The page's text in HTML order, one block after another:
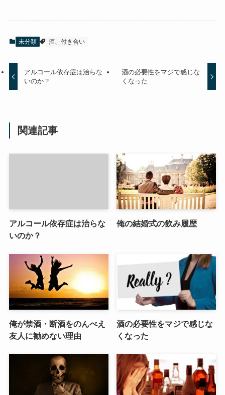
未分類 酒、付き合い
アルコール依存症は治らな
いのか？
酒の必要性をマジで感じな
くなった
関連記事
アルコール依存症は治らな
いのか？
俺の結婚式の飲み履歴
俺が禁酒・断酒をのんべえ
友人に勧めない理由
酒の必要性をマジで感じな
くなった